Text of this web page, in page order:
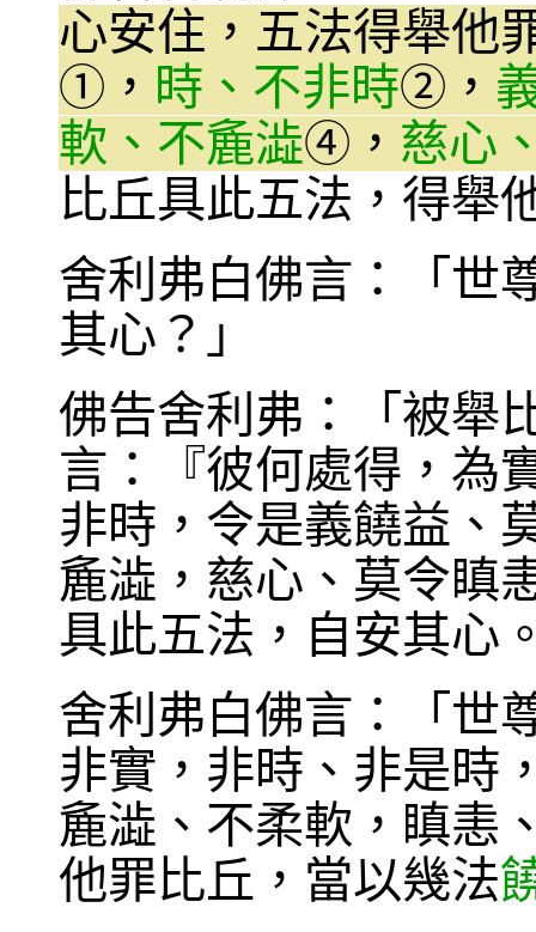
心安住，五法得舉他
① ， 時、不非時② ，
軟、不麁澁④ ， 慈心
比丘具此五法，得舉
舍利弗白佛言：「世
其心？」
佛告舍利弗：「被舉
言：『彼何處得，為
非時，令是義饒益、
麁澁，慈心、莫令瞋
具此五法，自安其心
舍利弗白佛言：「世
非實，非時、非是時
麁澁、不柔軟，瞋恚
他罪比丘，當以幾法